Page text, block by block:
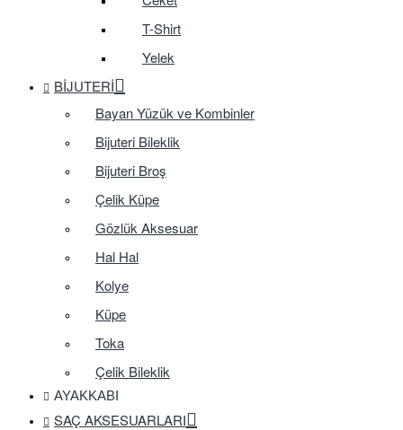
T-Shirt
Yelek
BIJUTERI
Bayan Yüzük ve Kombinler
Bijuteri Bileklik
Bijuteri Broş
Çelik Küpe
Gözlük Aksesuar
Hal Hal
Kolye
Küpe
Toka
Çelik Bileklik
AYAKKABI
SAÇ AKSESUARLARI